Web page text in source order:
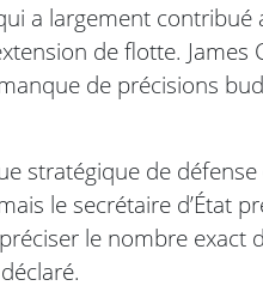
a largement
de flotte. James
de précisions
stratégique de
le secrétaire d’État
le nombre exact